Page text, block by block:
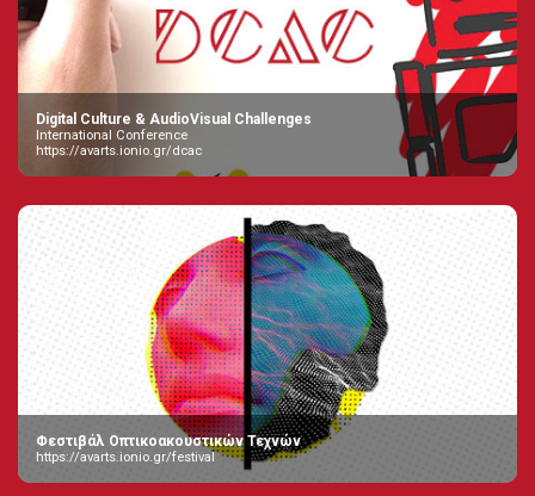
Digital Culture & AudioVisual Challenges
International Conference
https://avarts.ionio.gr/dcac
Φεστιβάλ Οπτικοακουστικών Τεχνών
https://avarts.ionio.gr/festival